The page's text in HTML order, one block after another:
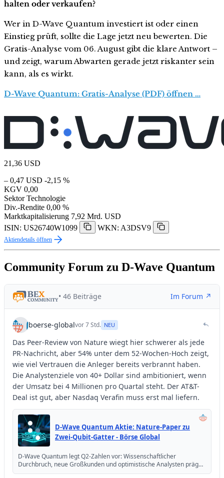
halten oder verkaufen?
Wer in D-Wave Quantum investiert ist oder einen
Einstieg prüft, sollte die Lage jetzt neu bewerten. Die
Gratis-Analyse vom 06. August gibt die klare Antwort –
und zeigt, warum Abwarten gerade jetzt riskanter sein
kann, als es wirkt.
D-Wave Quantum: Gratis-Analyse (PDF) öffnen …
21,36 USD
– 0,47 USD -2,15 %
KGV 0,00
Sektor Technologie
Div.-Rendite 0,00 %
Marktkapitalisierung 7,92 Mrd. USD
ISIN: US26740W1099
WKN: A3DSV9
Aktiendetails öffnen
Community Forum zu D-Wave Quantum